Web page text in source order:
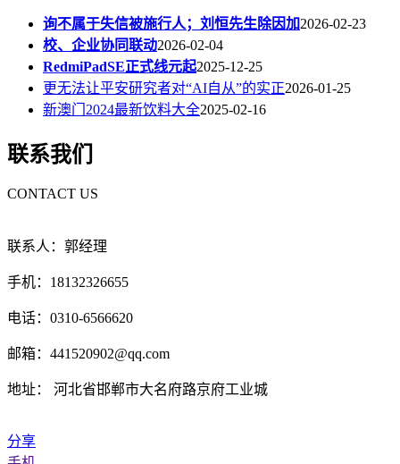
询不属于失信被施行人；刘恒先生除因加2026-02-23
校、企业协同联动2026-02-04
RedmiPadSE正式线元起2025-12-25
更无法让平安研究者对“AI自从”的实正2026-01-25
新澳门2024最新饮料大全2025-02-16
联系我们
CONTACT US
联系人：郭经理
手机：18132326655
电话：0310-6566620
邮箱：441520902@qq.com
地址： 河北省邯郸市大名府路京府工业城
分享